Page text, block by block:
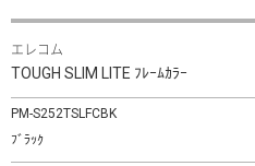
エレコム
TOUGH SLIM LITE ﾌﾚｰﾑｶﾗｰ
PM-S252TSLFCBK
ﾌﾞﾗｯｸ